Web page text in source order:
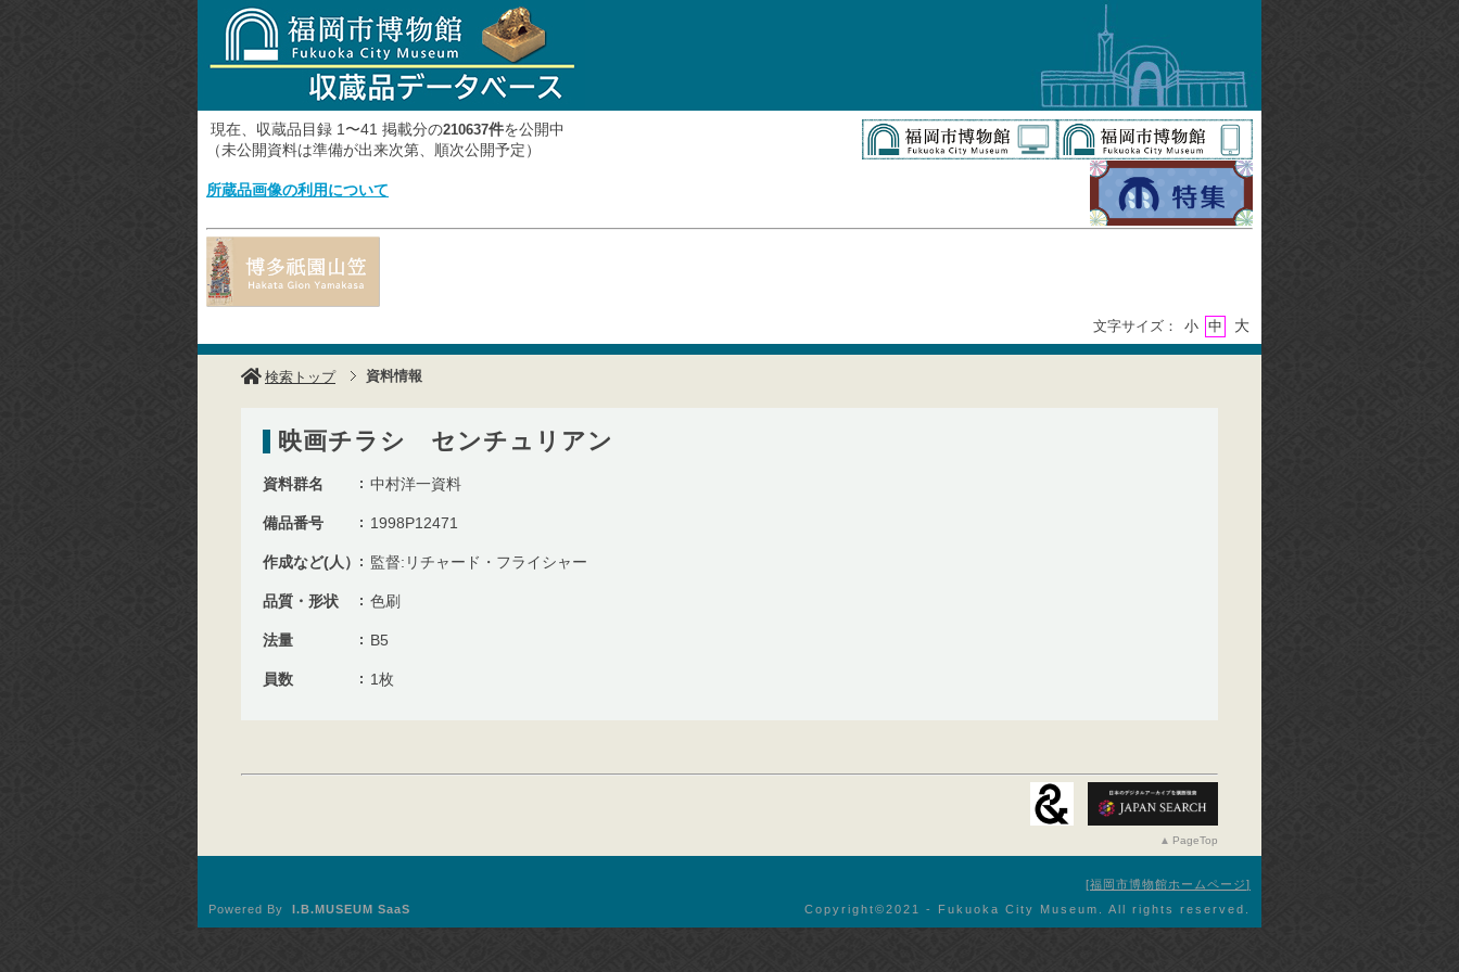
現在、収蔵品目録 1〜41 掲載分の210637件を公開中
（未公開資料は準備が出来次第、順次公開予定）
所蔵品画像の利用について
文字サイズ： 小 中 大
検索トップ 資料情報
映画チラシ センチュリアン
資料群名 中村洋一資料
備品番号 1998P12471
作成など(人） 監督:リチャード・フライシャー
品質・形状 色刷
法量 B5
員数 1枚
PageTop
福岡市博物館ホームページ
Copyright©︎2021 - Fukuoka City Museum. All rights reserved.
Powered By I.B.MUSEUM SaaS